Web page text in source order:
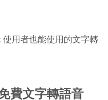
用者也能使用的文字轉
費文字轉語音